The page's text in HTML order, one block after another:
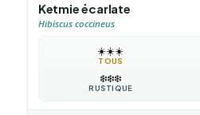
Ketmie écarlate
Hibiscus coccineus
☀️☀️☀️
TOUS
❄️❄️❄️
RUSTIQUE